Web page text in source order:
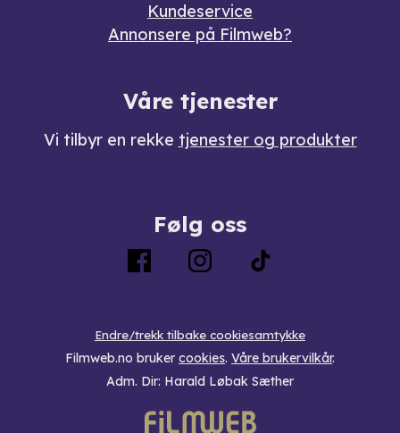
Kundeservice
Annonsere på Filmweb?
Våre tjenester
Vi tilbyr en rekke tjenester og produkter
Følg oss
Endre/trekk tilbake cookiesamtykke
Filmweb.no bruker cookies. Våre brukervilkår.
Adm. Dir: Harald Løbak Sæther